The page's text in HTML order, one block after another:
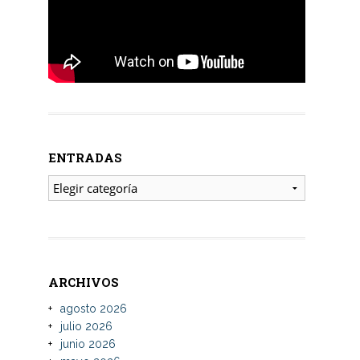
ENTRADAS
ENTRADAS
ARCHIVOS
agosto 2026
julio 2026
junio 2026